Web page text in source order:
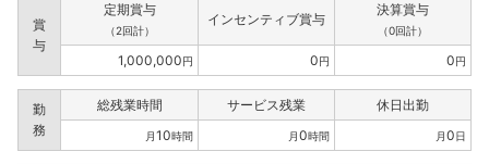
賞
与
定期賞与
（2回計）
インセンティブ賞与
決算賞与
（0回計）
1,000,000円 0円 0円
勤
務
総残業時間 サービス残業 休日出勤
月10時間 月0時間 月0日